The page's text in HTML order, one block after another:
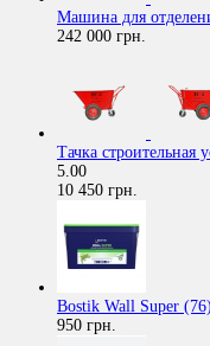
Машина для
242 000 грн.
Тачка строительная
5.00
10 450 грн.
Bostik Wall Super
950 грн.